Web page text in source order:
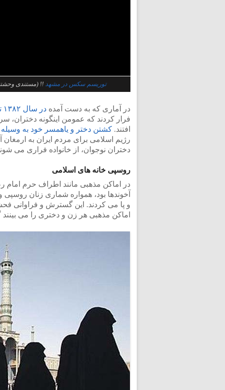
توریسم سکس در مشهد !! (مستندی
در آماری که به دست آمده در سال ۱۳۸۲ تعداد ۶۰،۰۰۰ دختر
فرار کردند که عمومن اینگونه دختران،
افتند. کشتن دختر و یاهمسر خود به
رژیم اسلامی برای مردم ایران به
دختران نوجوان، از خانواده فراری می
روسپی خانه های اسلامی
در اماکن مذهبی مانند اطراف حرم امام
آخوندها بود، همواره شماری زنان
و پا می کردند. این گسترش و فراوانی
اماکن مذهبی هر زن و دختری را می